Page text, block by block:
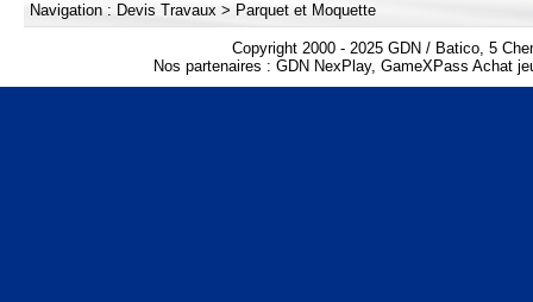
Navigation : Devis Travaux > Parquet et Moquette
Copyright 2000 - 2025 GDN / Batico, 5
Nos partenaires : GDN NexPlay, GameXPass Achat